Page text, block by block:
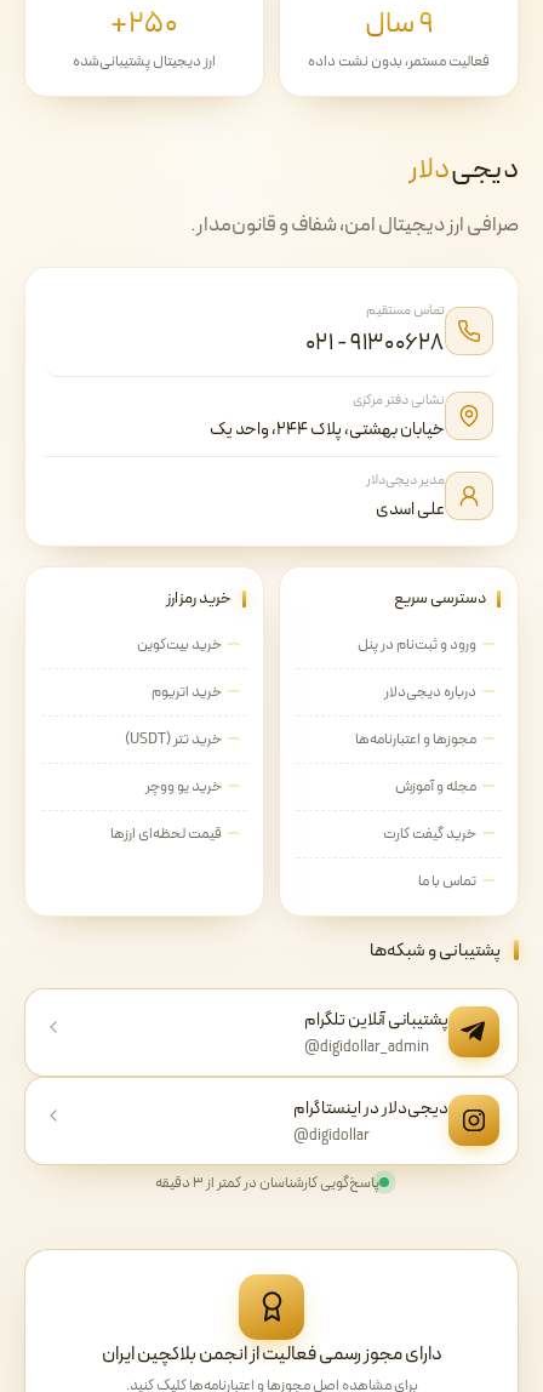
۹ سال
فعالیت مستمر، بدون نشت داده
۲۵۰+
ارز دیجیتال پشتیبانی‌شده
دیجی‌دلار
صرافی ارز دیجیتال امن، شفاف و قانون‌مدار.
تماس مستقیم
۰۲۱ - ۹۱۳۰۰۶۲۸
نشانی دفتر مرکزی
خیابان بهشتی، پلاک ۲۴۴، واحد یک
مدیر دیجی‌دلار
علی اسدی
دسترسی سریع
ورود و ثبت‌نام در پنل
درباره دیجی‌دلار
مجوزها و اعتبارنامه‌ها
مجله و آموزش
خرید گیفت کارت
تماس با ما
خرید رمزارز
خرید بیت‌کوین
خرید اتریوم
خرید تتر (USDT)
خرید یو ووچر
قیمت لحظه‌ای ارزها
پشتیبانی و شبکه‌ها
پشتیبانی آنلاین تلگرام
@digidollar_admin
دیجی‌دلار در اینستاگرام
@digidollar
پاسخ‌گویی کارشناسان در کمتر از ۳ دقیقه
دارای مجوز رسمی فعالیت از انجمن بلاکچین ایران
برای مشاهده اصل مجوزها و اعتبارنامه‌ها کلیک کنید.